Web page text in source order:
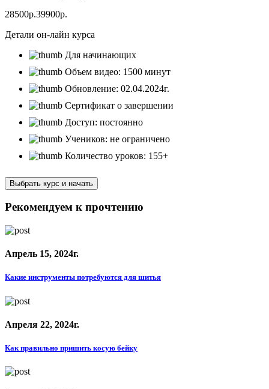
28500р.39900р.
Детали он-лайн курса
Для начинающих
Объем видео: 1500 минут
Обновление: 02.04.2024г.
Сертификат о завершении
Доступ: постоянно
Учеников: не ограничено
Количество уроков: 155+
Выбрать курс и начать
Рекомендуем к прочтению
Апрель 15, 2024г.
Какие инструменты потребуются для шитья
Апреля 22, 2024г.
Как правильно пришить косую бейку